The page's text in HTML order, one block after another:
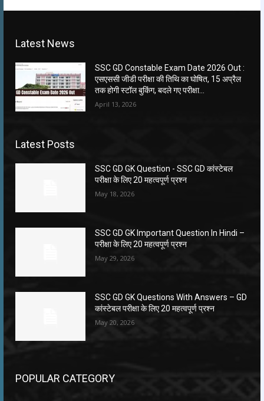
Latest News
SSC GD Constable Exam Date 2026 Out :
एसएससी जीडी परीक्षा की तिथि का घोषित, 15 अप्रैल
तक होगी स्टॉल बुकिंग, बदले गए परीक्षा...
April 13, 2026
Latest Posts
SSC GD GK Question ​- SSC GD कांस्टेबल
परीक्षा के लिए 20 महत्वपूर्ण प्रश्न
May 18, 2026
SSC GD GK Important Question In Hindi –
परीक्षा के लिए 20 महत्वपूर्ण प्रश्न
May 29, 2026
SSC GD GK Questions With Answers – GD
कांस्टेबल परीक्षा के लिए 20 महत्वपूर्ण प्रश्न
May 20, 2026
POPULAR CATEGORY